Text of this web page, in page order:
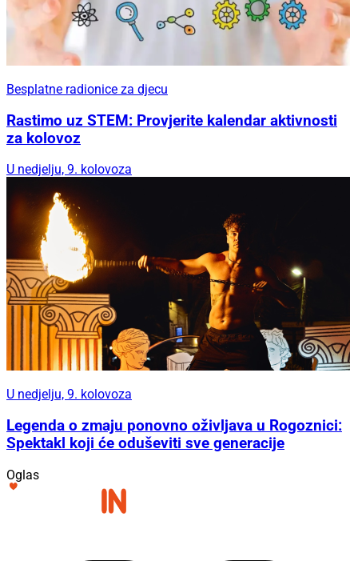
Besplatne radionice za djecu
Rastimo uz STEM: Provjerite kalendar aktivnosti
za kolovoz
U nedjelju, 9. kolovoza
U nedjelju, 9. kolovoza
Legenda o zmaju ponovno oživljava u Rogoznici:
Spektakl koji će oduševiti sve generacije
Oglas